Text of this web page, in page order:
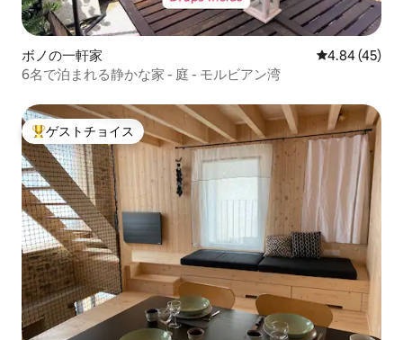
ボノの一軒家 レビュー45
4.84 (45)
6名で泊まれる静かな家 - 庭 - モルビアン湾
大好評のゲストチョイスです。
ゲストチョイス